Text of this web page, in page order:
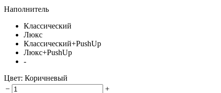
Наполнитель
Классический
Люкс
Классический+PushUp
Люкс+PushUp
-
Цвет: Коричневый
−
+